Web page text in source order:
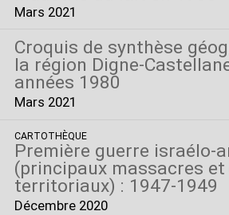
Mars 2021
Croquis de synthèse
la région Digne-
années 1980
Mars 2021
CARTOTHÈQUE
Première guerre israélo-
(principaux massacres
territoriaux) : 1947-1949
Décembre 2020